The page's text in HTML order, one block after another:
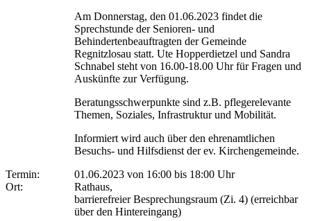
Am Donnerstag, den 01.06.2023 findet die
Sprechstunde der Senioren- und
Behindertenbeauftragten der Gemeinde
Regnitzlosau statt. Ute Hopperdietzel und Sandra
Schnabel steht von 16.00-18.00 Uhr für Fragen und
Auskünfte zur Verfügung.
Beratungsschwerpunkte sind z.B. pflegerelevante
Themen, Soziales, Infrastruktur und Mobilität.
Informiert wird auch über den ehrenamtlichen
Besuchs- und Hilfsdienst der ev. Kirchengemeinde.
Termin:
01.06.2023 von 16:00 bis 18:00 Uhr
Ort:
Rathaus,
barrierefreier Besprechungsraum (Zi. 4) (erreichbar
über den Hintereingang)